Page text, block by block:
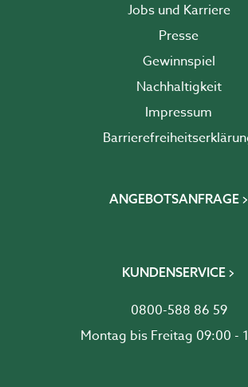
Jobs und Karriere
Presse
Gewinnspiel
Nachhaltigkeit
Impressum
ANGEBOTSANFRAGE
KUNDENSERVICE
0800-588 86 59
Montag bis Freitag 09:00 -